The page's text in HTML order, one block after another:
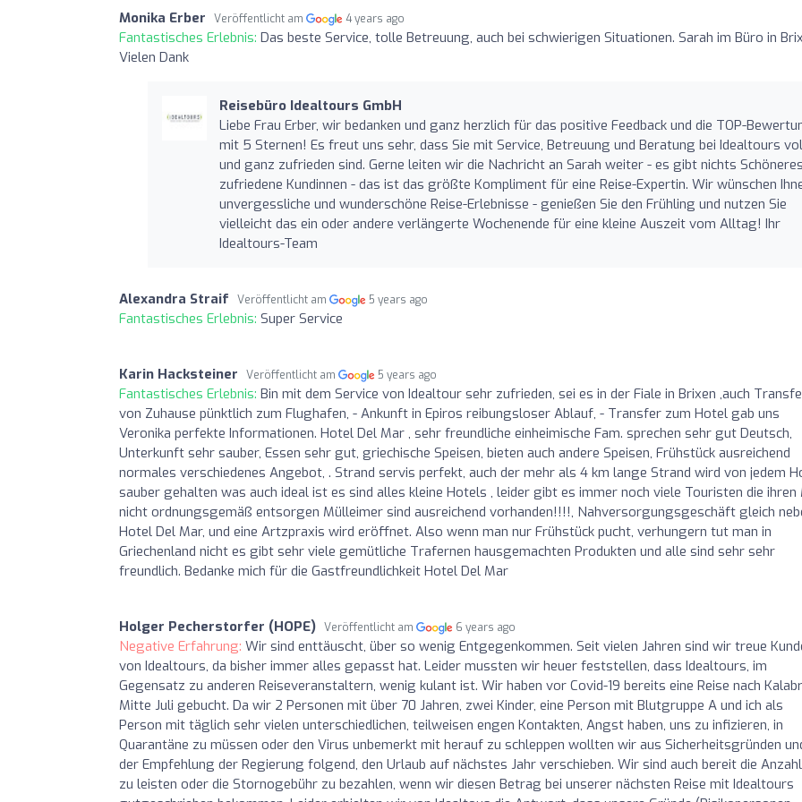
Monika Erber Veröffentlicht am 4 years ago
Fantastisches Erlebnis: Das beste Service, tolle Betreuung, auch bei schwierigen Situationen. Sarah im Büro in
Vielen Dank
Reisebüro Idealtours GmbH
Liebe Frau Erber, wir bedanken und ganz herzlich für das positive Feedback und die TOP-
mit 5 Sternen! Es freut uns sehr, dass Sie mit Service, Betreuung und Beratung bei Idealtours
und ganz zufrieden sind. Gerne leiten wir die Nachricht an Sarah weiter - es gibt nichts
zufriedene Kundinnen - das ist das größte Kompliment für eine Reise-Expertin. Wir wünschen
unvergessliche und wunderschöne Reise-Erlebnisse - genießen Sie den Frühling und nutzen Sie
vielleicht das ein oder andere verlängerte Wochenende für eine kleine Auszeit vom Alltag! Ihr
Idealtours-Team
Alexandra Straif Veröffentlicht am 5 years ago
Fantastisches Erlebnis: Super Service
Karin Hacksteiner Veröffentlicht am 5 years ago
Fantastisches Erlebnis: Bin mit dem Service von Idealtour sehr zufrieden, sei es in der Fiale in Brixen ,auch
von Zuhause pünktlich zum Flughafen, - Ankunft in Epiros reibungsloser Ablauf, - Transfer zum Hotel gab uns
Veronika perfekte Informationen. Hotel Del Mar , sehr freundliche einheimische Fam. sprechen sehr gut Deutsch,
Unterkunft sehr sauber, Essen sehr gut, griechische Speisen, bieten auch andere Speisen, Frühstück ausreichend
normales verschiedenes Angebot, . Strand servis perfekt, auch der mehr als 4 km lange Strand wird von jedem
sauber gehalten was auch ideal ist es sind alles kleine Hotels , leider gibt es immer noch viele Touristen die ihren
nicht ordnungsgemäß entsorgen Mülleimer sind ausreichend vorhanden!!!!, Nahversorgungsgeschäft gleich
Hotel Del Mar, und eine Artzpraxis wird eröffnet. Also wenn man nur Frühstück pucht, verhungern tut man in
Griechenland nicht es gibt sehr viele gemütliche Trafernen hausgemachten Produkten und alle sind sehr sehr
freundlich. Bedanke mich für die Gastfreundlichkeit Hotel Del Mar
Holger Pecherstorfer (HOPE) Veröffentlicht am 6 years ago
Negative Erfahrung: Wir sind enttäuscht, über so wenig Entgegenkommen. Seit vielen Jahren sind wir treue
von Idealtours, da bisher immer alles gepasst hat. Leider mussten wir heuer feststellen, dass Idealtours, im
Gegensatz zu anderen Reiseveranstaltern, wenig kulant ist. Wir haben vor Covid-19 bereits eine Reise nach
Mitte Juli gebucht. Da wir 2 Personen mit über 70 Jahren, zwei Kinder, eine Person mit Blutgruppe A und ich als
Person mit täglich sehr vielen unterschiedlichen, teilweisen engen Kontakten, Angst haben, uns zu infizieren, in
Quarantäne zu müssen oder den Virus unbemerkt mit herauf zu schleppen wollten wir aus Sicherheitsgründen
der Empfehlung der Regierung folgend, den Urlaub auf nächstes Jahr verschieben. Wir sind auch bereit die
zu leisten oder die Stornogebühr zu bezahlen, wenn wir diesen Betrag bei unserer nächsten Reise mit Idealtours